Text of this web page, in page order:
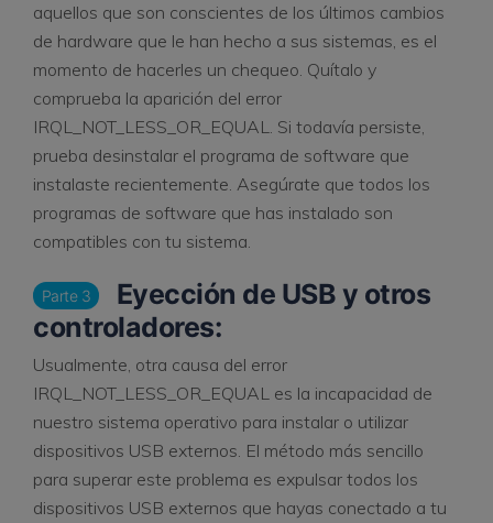
aquellos que son conscientes de los últimos cambios
de hardware que le han hecho a sus sistemas, es el
momento de hacerles un chequeo. Quítalo y
comprueba la aparición del error
IRQL_NOT_LESS_OR_EQUAL. Si todavía persiste,
prueba desinstalar el programa de software que
instalaste recientemente. Asegúrate que todos los
programas de software que has instalado son
compatibles con tu sistema.
Parte 3
Eyección de USB y otros
controladores:
Usualmente, otra causa del error
IRQL_NOT_LESS_OR_EQUAL es la incapacidad de
nuestro sistema operativo para instalar o utilizar
dispositivos USB externos. El método más sencillo
para superar este problema es expulsar todos los
dispositivos USB externos que hayas conectado a tu